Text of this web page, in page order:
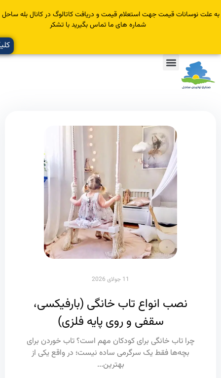
قیمت جهت استعلام قیمت و دریافت کاتالوگ در کانال بله ساحل عضو یا با
شماره های ما تماس بگیرید با تشکر
کلیک کنید
راه‌اندازی خانه بازی کودک ؛ راهنمای
کامل برای شروع یک کسب‌وکار موفق
اندازی خانه بازی کودک یکی از جذاب‌ترین و در عین حال
پرتقاضاترین کسب‌وکارهای امروز است. والدین به...
نصب انواع تاب خانگی (بارفیکسی،
سقفی و روی پایه فلزی)
چرا تاب خانگی برای کودکان مهم است؟ تاب خوردن برای
بچه‌ها فقط یک سرگرمی ساده نیست؛ در واقع یکی از
بهترین...